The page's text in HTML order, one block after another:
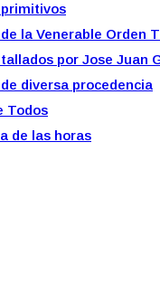
primitivos
la Venerable Orden
por Jose Juan
diversa procedencia
Todos
de las horas